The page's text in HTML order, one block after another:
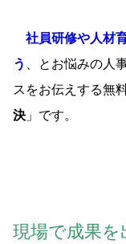
社員研修や人材
う 、とお悩みの人
スをお伝えする無
決」です。
現場で成果